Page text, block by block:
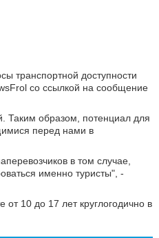
транспортной доступности
со ссылкой на сообщение
Таким образом, потенциал для
перед нами в
в том случае,
именно туристы", -
10 до 17 лет круглогодично в